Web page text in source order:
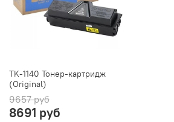
TK-1140 Тонер-картридж
(Original)
9657 руб
8691 руб